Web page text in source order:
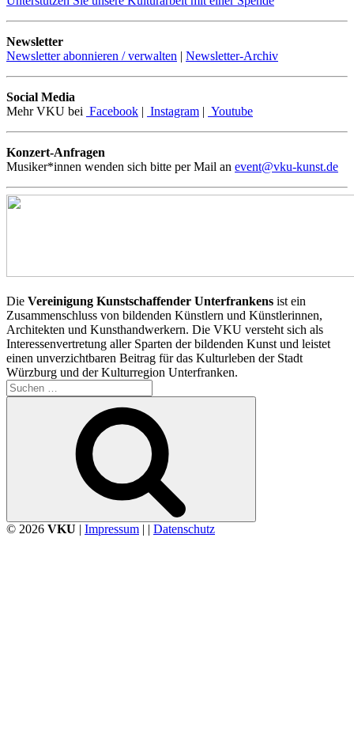
Newsletter
Newsletter abonnieren / verwalten | Newsletter-Archiv
Social Media
Mehr VKU bei Facebook | Instagram | Youtube
Konzert-Anfragen
Musiker*innen wenden sich bitte per Mail an event@vku-kunst.de
Die Vereinigung Kunstschaffender Unterfrankens ist ein
Zusammenschluss von bildenden Künstlern und Künstlerinnen,
Architekten und Kunsthandwerkern. Die VKU versteht sich als
Interessenvertretung aller Sparten der bildenden Kunst und leistet
einen unverzichtbaren Beitrag für das Kulturleben der Stadt
Würzburg und der Kulturregion Unterfranken.
Suchen
nach:
© 2026 VKU | Impressum | | Datenschutz